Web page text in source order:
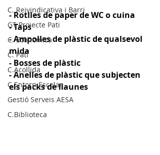
C. Reivindicativa i Barri
GT Projecte Pati
C. Economica
C. Pati
C.Acollida
C.Entorn Escolar
Gestió Serveis AESA
C.Biblioteca
- Rotlles de paper de WC o cuina
- Taps
- Ampolles de plàstic de qualsevol
mida
- Bosses de plàstic
- Anelles de plàstic que subjecten
els packs de llaunes